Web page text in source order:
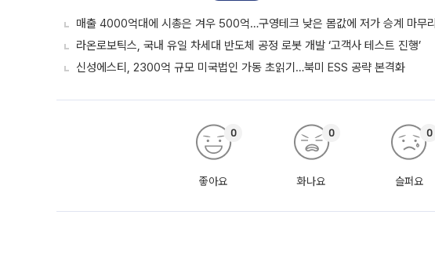
매출 4000억대에 시총은 겨우 500억…구영테크 낮은 몸값에 저가 승계 마무리
라온로보틱스, 국내 유일 차세대 반도체 공정 로봇 개발 ‘고객사 테스트 진행’
신성에스티, 2300억 규모 미국법인 가동 초읽기…북미 ESS 공략 본격화
좋아요
0
화나요
0
슬퍼요
0